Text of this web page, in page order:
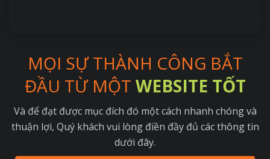
MỌI SỰ THÀNH CÔNG BẮT
ĐẦU TỪ MỘT WEBSITE TỐT
Và để đạt được mục đích đó một cách nhanh chóng và
thuận lợi, Quý khách vui lòng điền đầy đủ các thông tin
dưới đây.